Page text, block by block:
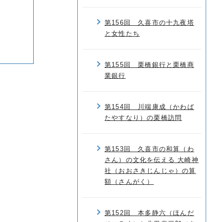
第156回 久喜市の十九夜塔
と女性たち
第155回 栗橋銀行と栗橋商
業銀行
第154回 川端康成（かわば
たやすなり）の栗橋訪問
第153回 久喜市の和算（わ
さん）の文化を伝える 大崎神
社（おおさきじんじゃ）の算
額（さんがく）
第152回 本多静六（ほんだ